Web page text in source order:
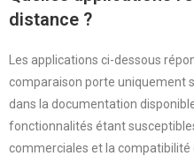
distance ?
Les applications ci-dessous
comparaison porte uniquement
dans la documentation
fonctionnalités étant
commerciales et la